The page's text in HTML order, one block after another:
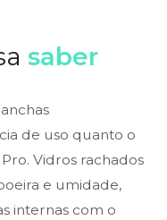
saber
de uso quanto o
Vidros rachados
e umidade,
internas com o